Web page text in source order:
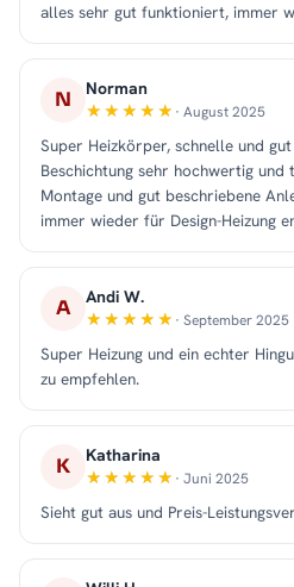
alles sehr gut funktioniert, immer
N Norman
· August 2025
Super Heizkörper, schnelle und
Beschichtung sehr hochwertig und
Montage und gut beschriebene
immer wieder für Design-Heizung
A Andi W.
· September 2025
Super Heizung und ein echter
zu empfehlen.
K Katharina
· Juni 2025
Sieht gut aus und Preis-